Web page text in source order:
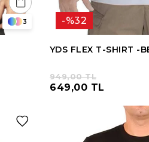
3
YDS FLEX T-SHIRT -
%32
649,00 TL
949,00 TL